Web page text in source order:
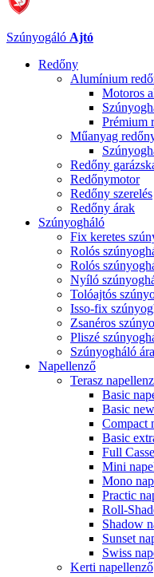
Szúnyogáló Ajtó
Redőny
Alumínium
Motoros
Prémium
Műanyag
Redőny
Redőnymotor
Redőny szerelés
Redőny árak
Szúnyogháló
Fix keretes
Rolós
Rolós
Nyíló
Tolóajtós
Isso-fix
Zsanéros
Pliszé
Szúnyogháló
Napellenző
Terasz
Basic
Basic
Compact
Basic
Full
Mini
Mono
Practic
Roll-
Shadow
Sunset
Swiss
Kerti napellenző